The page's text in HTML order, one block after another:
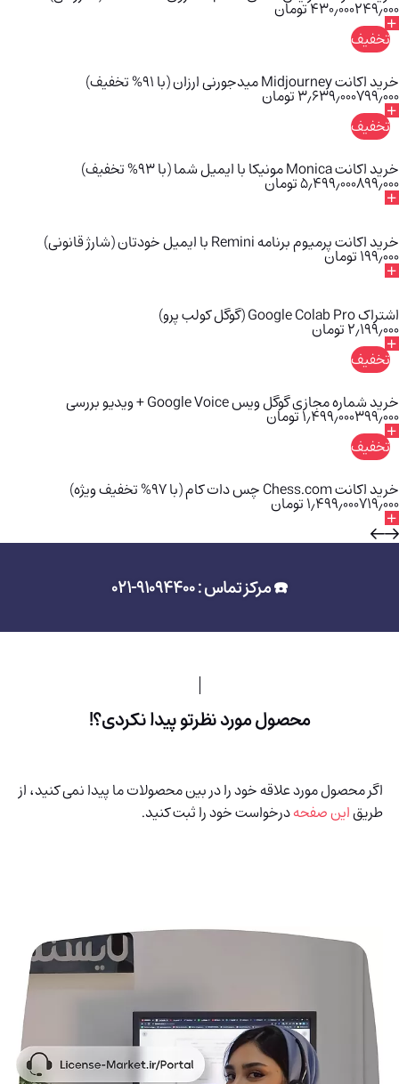
۴۳۰٫۰۰۰۲۴۹٫۰۰۰
تومان
تخفیف
خرید اکانت Midjourney میدجورنی ارزان (با 91% تخفیف)
۳٫۶۳۹٫۰۰۰۷۹۹٫۰۰۰
تومان
تخفیف
خرید اکانت Monica مونیکا با ایمیل شما (با 93% تخفیف)
۵٫۴۹۹٫۰۰۰۸۹۹٫۰۰۰ تومان
خرید اکانت پرمیوم برنامه Remini با ایمیل خودتان (شارژ قانونی)
۱۹۹٫۰۰۰تومان
اشتراک Google Colab Pro (گوگل کولب پرو)
۲٫۱۹۹٫۰۰۰تومان
تخفیف
خرید شماره مجازی گوگل ویس Google Voice + ویدیو بررسی
۱٫۴۹۹٫۰۰۰۳۹۹٫۰۰۰
تومان
تخفیف
خرید اکانت Chess.com چس دات کام (با 97% تخفیف ویژه)
۱٫۴۹۹٫۰۰۰۷۱۹٫۰۰۰ تومان
☎️ مرکز تماس : 91094400-021
محصول مورد نظرتو پیدا نکردی؟!
اگر محصول مورد علاقه خود را در بین محصولات ما پیدا نمی کنید، از
طریقاین صفحهدرخواست خود را ثبت کنید.